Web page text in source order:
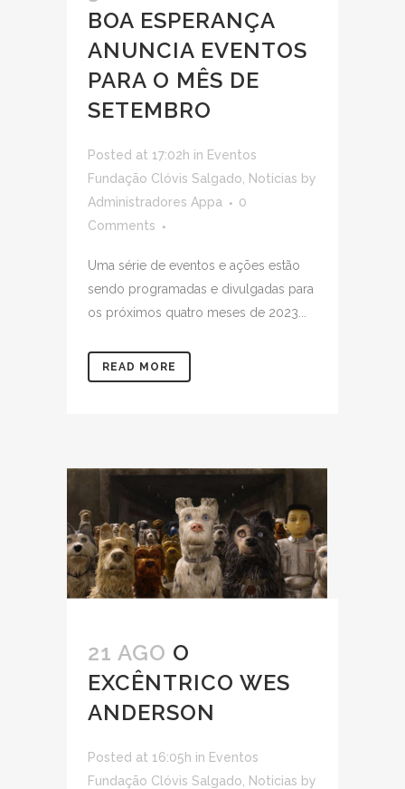
BOA ESPERANÇA
ANUNCIA EVENTOS
PARA O MÊS DE
SETEMBRO
Posted at 17:02h in Eventos
Fundação Clóvis Salgado
Noticias by
Administradores Appa
0
Comments
Uma série de eventos e ações estão
sendo programadas e divulgadas para
os próximos quatro meses de 2023...
READ MORE
21 AGO O
EXCÊNTRICO WES
ANDERSON
Posted at 16:05h in Eventos
Fundação Clóvis Salgado
Noticias by